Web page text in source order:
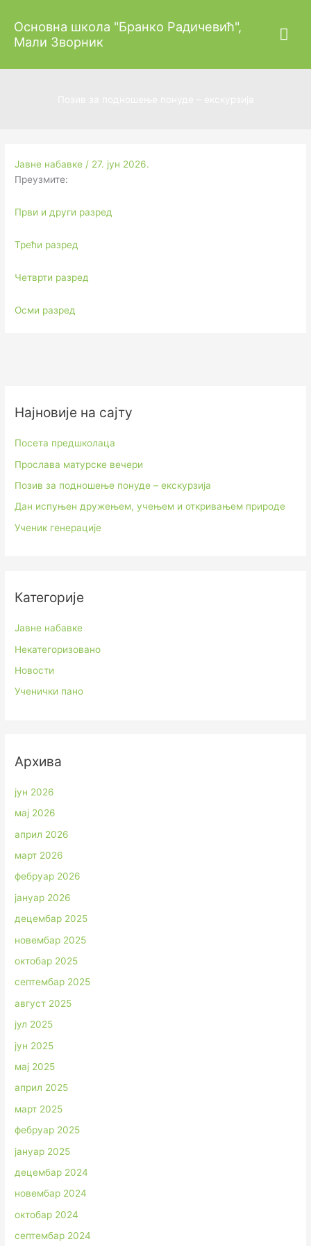
садржај
Основна школа "Бранко Радичевић",
Мали Зворник
Јавне набавке / 27. јун 2026.
Преузмите:
Први и други разред
Трећи разред
Четврти разред
Осми разред
Најновије на сајту
Посета предшколаца
Прослава матурске вечери
Позив за подношење понуде – екскурзија
Дан испуњен дружењем, учењем и откривањем природе
Ученик генерације
Категорије
Јавне набавке
Некатегоризовано
Новости
Ученички пано
Архива
јун 2026
мај 2026
април 2026
март 2026
фебруар 2026
јануар 2026
децембар 2025
новембар 2025
октобар 2025
септембар 2025
август 2025
јул 2025
јун 2025
мај 2025
април 2025
март 2025
фебруар 2025
јануар 2025
децембар 2024
новембар 2024
октобар 2024
септембар 2024